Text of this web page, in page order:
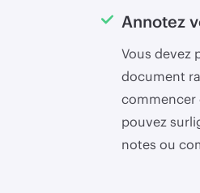
Annotez
Vous devez
document
commencer
pouvez
notes ou